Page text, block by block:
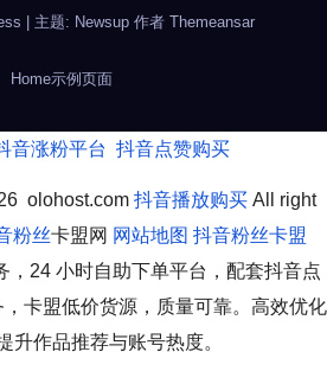
| 主题: Newsup 作者 Themeansar
Home示例页面
音涨粉平台 抖音点赞购买
olohost.com 抖音播放购买All right
粉丝卡盟网 网站地图 抖音粉丝卡盟
，24 小时自助下单平台，配套抖音点
卡盟低价货源，质量可靠。高效优化
升作品推荐与账号热度。